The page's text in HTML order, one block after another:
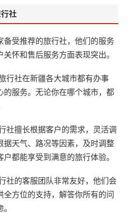
社
备受推荐的旅行社，他们的服务
怀和售后服务方面表现突出。
行社在新疆各大城市都有办事
的服务。无论你在哪个城市，都
社擅长根据客户的需求，灵活调
据天气、路况等因素，及时调整
都能享受到满意的旅行体验。
社的客服团队非常友好，他们会
方位的支持，解答你所有的问